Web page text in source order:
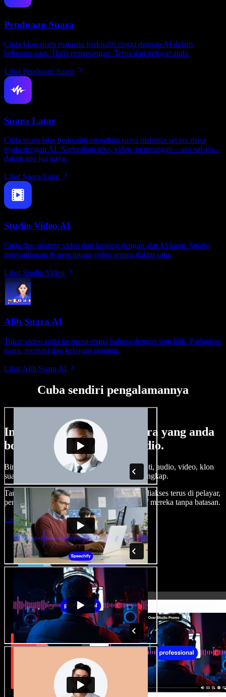
Penduaan Suara
Cipta klon suara manusia berkualiti tinggi dengan AI dalam
beberapa saat. Tiada pemasangan. Terus dari pelayar anda.
Lihat Penduaan Suara
Suara Latar
Cipta suara latar berkualiti setanding suara manusia secara masa
nyata dengan AI. Narrasikan teks, video, penerangan – apa sahaja –
dalam apa jua gaya.
Lihat Suara Latar
Studio Video AI
Cipta dan sunting video dari kosong dengan alat AI kami. Studio
penyuntingan & penciptaan video semua dalam satu.
Lihat Studio Video
Alih Suara AI
Tukar video anda ke mana-mana bahasa dengan satu klik. Padankan
suara, intonasi dan kelajuan penutur.
Lihat Alih Suara AI
Cuba sendiri pengalamannya
Ini hanya sebahagian perkara yang anda
boleh buat di Speechify Studio.
Bina suara latar, tambah imej stok tanpa royalti, audio, video, klon
suara anda, untuk projek audio video yang lengkap.
Tanpa keluk pembelajaran dan semua boleh diakses terus di pelayar,
pencipta boleh realisasikan segala idea kreatif mereka tanpa batasan.
Lancarkan Studio